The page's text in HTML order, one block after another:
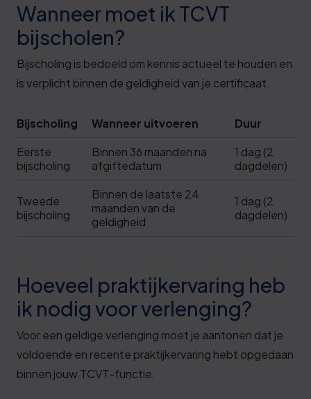
Wanneer moet ik TCVT
bijscholen?
Bijscholing is bedoeld om kennis actueel te houden en
is verplicht binnen de geldigheid van je certificaat.
Bijscholing Wanneer uitvoeren
Duur
Eerste
bijscholing
Binnen 36 maanden na
afgiftedatum
1 dag (2
dagdelen)
Tweede
bijscholing
Binnen de laatste 24
maanden van de
geldigheid
1 dag (2
dagdelen)
Hoeveel praktijkervaring heb
ik nodig voor verlenging?
Voor een geldige verlenging moet je aantonen dat je
voldoende en recente praktijkervaring hebt opgedaan
binnen jouw TCVT-functie.